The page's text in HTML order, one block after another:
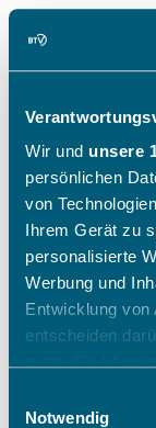
Wir und unsere
persönlichen
von
Ihrem Gerät zu
personalisierte
Werbung und
Entwicklung von
entscheiden
Trigger Symbol
Notwendig